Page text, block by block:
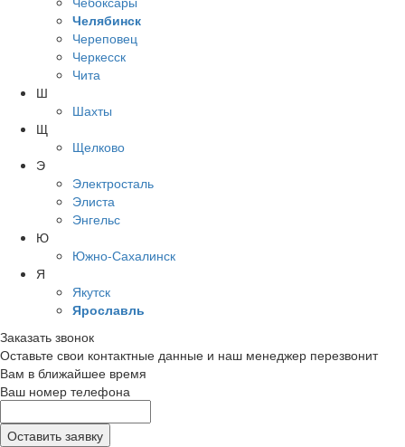
Челябинск
Череповец
Черкесск
Чита
Ш
Шахты
Щ
Щелково
Э
Электросталь
Элиста
Энгельс
Ю
Южно-Сахалинск
Я
Якутск
Ярославль
Заказать звонок
Оставьте свои контактные данные и наш менеджер перезвонит
Вам в ближайшее время
Ваш номер телефона